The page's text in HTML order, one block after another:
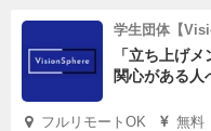
学生団体【
「立ち上げ
関心がある人
フルリモートOK 無料